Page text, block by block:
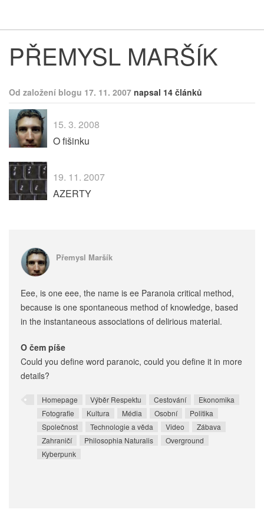
PŘEMYSL MARŠÍK
Od založení blogu 17. 11. 2007 napsal 14 článků
15. 3. 2008
O fišinku
19. 11. 2007
AZERTY
Přemysl Maršík
Eee, is one eee, the name is ee Paranoia critical method,
because is one spontaneous method of knowledge, based
in the instantaneous associations of delirious material.
O čem píše
Could you define word paranoic, could you define it in more
details?
Homepage Výběr Respektu Cestování
Ekonomika
Fotografie
Kultura Média Osobní
Politika
Společnost
Technologie a věda Video
Zábava
Zahraničí
Philosophia Naturalis
Overground
Kyberpunk